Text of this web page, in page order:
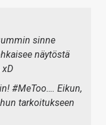
sinne
näytöstä
#MeToo…. Eikun,
tarkoitukseen